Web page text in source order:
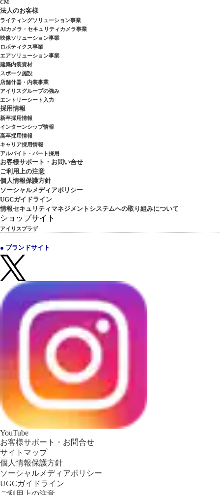
CM
法人のお客様
ライティングソリューション事業
AIカメラ・セキュリティカメラ事業
映像ソリューション事業
ロボティクス事業
エアソリューション事業
建築内装資材
スポーツ施設
店舗什器・内装事業
アイリスグループの強み
エントリーシート入力
採用情報
新卒採用情報
インターンシップ情報
高卒採用情報
キャリア採用情報
アルバイト・パート採用
お客様サポート・お問い合せ
ご利用上の注意
個人情報保護方針
ソーシャルメディアポリシー
UGCガイドライン
情報セキュリティマネジメントシステムへの取り組みについて
ショップサイト
アイリスプラザ
● ブランドサイト
YouTube
お客様サポート・お問合せ
サイトマップ
個人情報保護方針
ソーシャルメディアポリシー
UGCガイドライン